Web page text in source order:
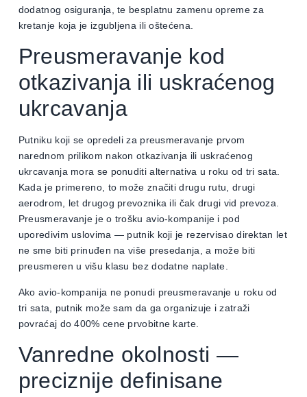
dodatnog osiguranja, te besplatnu zamenu opreme za
kretanje koja je izgubljena ili oštećena.
Preusmeravanje kod
otkazivanja ili uskraćenog
ukrcavanja
Putniku koji se opredeli za preusmeravanje prvom
narednom prilikom nakon otkazivanja ili uskraćenog
ukrcavanja mora se ponuditi alternativa u roku od tri sata.
Kada je primereno, to može značiti drugu rutu, drugi
aerodrom, let drugog prevoznika ili čak drugi vid prevoza.
Preusmeravanje je o trošku avio-kompanije i pod
uporedivim uslovima — putnik koji je rezervisao direktan let
ne sme biti prinuđen na više presedanja, a može biti
preusmeren u višu klasu bez dodatne naplate.
Ako avio-kompanija ne ponudi preusmeravanje u roku od
tri sata, putnik može sam da ga organizuje i zatraži
povraćaj do 400% cene prvobitne karte.
Vanredne okolnosti —
preciznije definisane